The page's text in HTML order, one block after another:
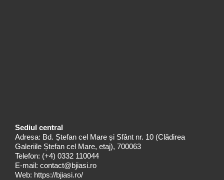
Sediul central
Adresa: Bd. Ștefan cel Mare și Sfânt nr. 10 (Clădirea
Galeriile Ștefan cel Mare, etaj), 700063
Telefon: (+4) 0332 110044
E-mail: contact@bjiasi.ro
Web: https://bjiasi.ro/